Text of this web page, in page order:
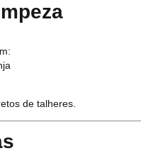
de talheres.